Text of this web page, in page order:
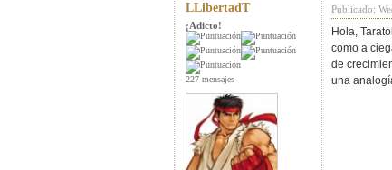
LLibertadT
¡Adicto!
227 mensajes
Publicado:
Hola,
como a
de
una